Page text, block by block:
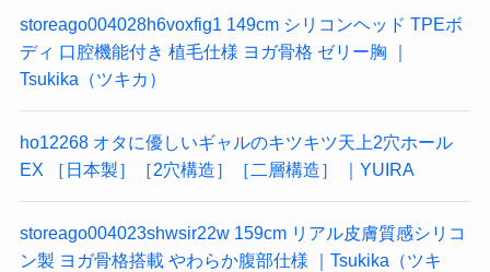
storeago004028h6voxfig1 149cm シリコンヘッド TPEボ
ディ 口腔機能付き 植毛仕様 ヨガ骨格 ゼリー胸 ｜
Tsukika（ツキカ）
ho12268 オタに優しいギャルのキツキツ天上2穴ホール
EX ［日本製］［2穴構造］［二層構造］ ｜YUIRA
storeago004023shwsir22w 159cm リアル皮膚質感シリコ
ン製 ヨガ骨格搭載 やわらか腹部仕様 ｜Tsukika（ツキ